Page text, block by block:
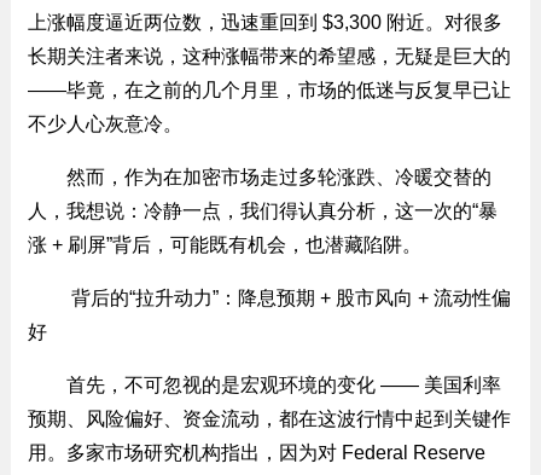
上涨幅度逼近两位数，迅速重回到 $3,300 附近。对很多
长期关注者来说，这种涨幅带来的希望感，无疑是巨大的
——毕竟，在之前的几个月里，市场的低迷与反复早已让
不少人心灰意冷。
然而，作为在加密市场走过多轮涨跌、冷暖交替的
人，我想说：冷静一点，我们得认真分析，这一次的“暴
涨 + 刷屏”背后，可能既有机会，也潜藏陷阱。
背后的“拉升动力”：降息预期 + 股市风向 + 流动性偏
好
首先，不可忽视的是宏观环境的变化 —— 美国利率
预期、风险偏好、资金流动，都在这波行情中起到关键作
用。多家市场研究机构指出，因为对 Federal Reserve